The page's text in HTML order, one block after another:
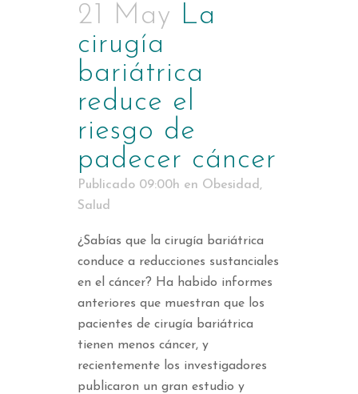
21 May La
cirugía
bariátrica
reduce el
riesgo de
padecer cáncer
Publicado 09:00h en Obesidad ,
Salud
¿Sabías que la cirugía bariátrica
conduce a reducciones sustanciales
en el cáncer? Ha habido informes
anteriores que muestran que los
pacientes de cirugía bariátrica
tienen menos cáncer, y
recientemente los investigadores
publicaron un gran estudio y